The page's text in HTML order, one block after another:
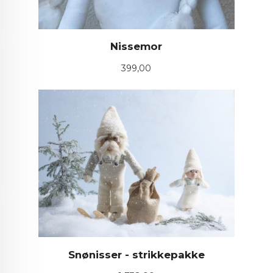
Nissemor
Pris
399,00
Snønisser - strikkepakke